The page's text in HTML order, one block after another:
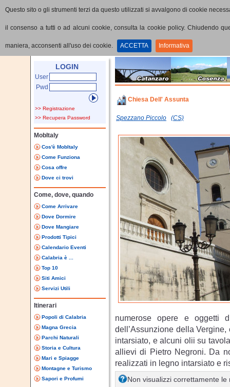
Questo sito o gli strumenti terzi da questo utilizzati si avvalgono di cookie
il consenso a tutti o ad alcuni cookie, consulta la cookie policy. Chiudendo
maniera, acconsenti all'uso dei cookie. ACCETTA Informativa
Dettaglio PoI
LOGIN
User
Pwd
>> Registrazione
>> Recupera Password
MobItaly
Cos'è MobItaly
Come Funziona
Cosa offre
Dove ci trovi
Come, dove, quando
Come Arrivare
Dove Dormire
Dove Mangiare
Prodotti Tipici
Calendario Eventi
Calabria è ...
Top 10
Siti Amici
Servizi Utili
Itinerari
Popoli di Calabria
Magna Grecia
Parchi Naturali
Storia e Cultura
Mari e Spiagge
Montagne e Turismo
Sapori e Profumi
Chiesa Dell' Assunta
Spezzano Piccolo (CS)
numerose opere e oggetti
dell’Assunzione della
intarsiato, e alcuni olii su
allievi di Pietro Negroni. Da
realizzati in legno intarsiato e
Non visualizzi correttamente